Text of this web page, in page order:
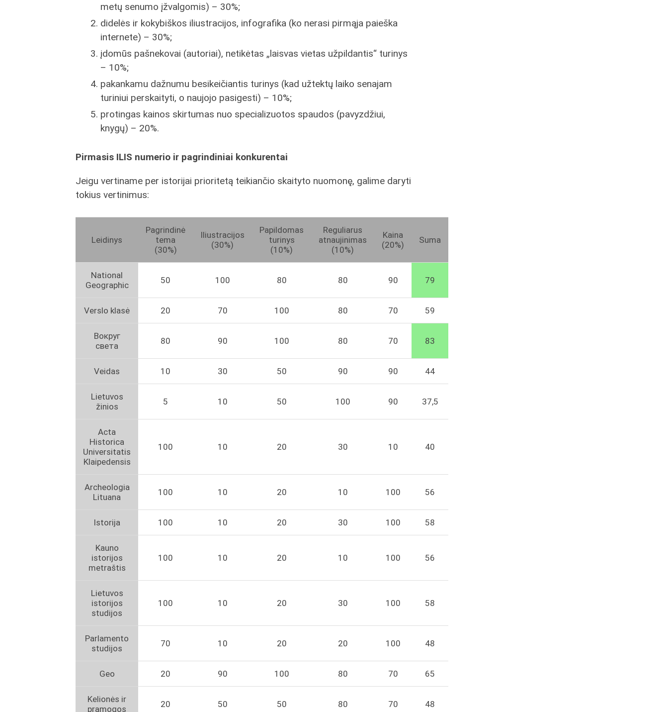
metų senumo įžvalgomis) – 30%;
didelės ir kokybiškos iliustracijos, infografika (ko nerasi pirmąja paieška
internete) – 30%;
įdomūs pašnekovai (autoriai), netikėtas „laisvas vietas užpildantis“ turinys
– 10%;
pakankamu dažnumu besikeičiantis turinys (kad užtektų laiko senajam
turiniui perskaityti, o naujojo pasigesti) – 10%;
protingas kainos skirtumas nuo specializuotos spaudos (pavyzdžiui,
knygų) – 20%.
Pirmasis ILIS numerio ir pagrindiniai konkurentai
Jeigu vertiname per istorijai prioritetą teikiančio skaityto nuomonę, galime daryti
tokius vertinimus:
Leidinys
Pagrindinė
tema
(30%)
Iliustracijos
(30%)
Papildomas
turinys
(10%)
Reguliarus
atnaujinimas
(10%)
Kaina
(20%)
Suma
National
Geographic
50 100 80 80 90 79
Verslo klasė 20 70 100 80 70 59
Вокруг
света
80 90 100 80 70 83
Veidas 10 30 50 90 90 44
Lietuvos
žinios
5 10 50 100 90 37,5
Acta
Historica
Universitatis
Klaipedensis
100 10 20 30 10 40
Archeologia
Lituana
100 10 20 10 100 56
Istorija 100 10 20 30 100 58
Kauno
istorijos
metraštis
100 10 20 10 100 56
Lietuvos
istorijos
studijos
100 10 20 30 100 58
Parlamento
studijos
70 10 20 20 100 48
Geo 20 90 100 80 70 65
Kelionės ir
pramogos
20 50 50 80 70 48